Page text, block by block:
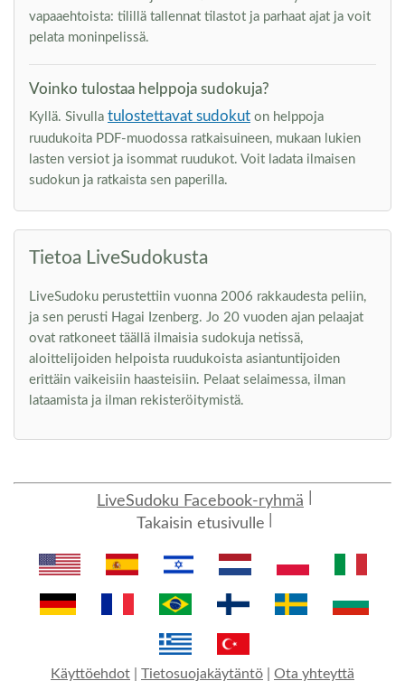
vapaaehtoista: tilillä tallennat tilastot ja parhaat ajat ja voit
pelata moninpelissä.
Voinko tulostaa helppoja sudokuja?
Kyllä. Sivulla tulostettavat sudokut on helppoja
ruudukoita PDF-muodossa ratkaisuineen, mukaan lukien
lasten versiot ja isommat ruudukot. Voit ladata ilmaisen
sudokun ja ratkaista sen paperilla.
Tietoa LiveSudokusta
LiveSudoku perustettiin vuonna 2006 rakkaudesta peliin,
ja sen perusti Hagai Izenberg. Jo 20 vuoden ajan pelaajat
ovat ratkoneet täällä ilmaisia sudokuja netissä,
aloittelijoiden helpoista ruudukoista asiantuntijoiden
erittäin vaikeisiin haasteisiin. Pelaat selaimessa, ilman
lataamista ja ilman rekisteröitymistä.
LiveSudoku Facebook-ryhmä
Takaisin etusivulle
Käyttöehdot Tietosuojakäytäntö Ota yhteyttä